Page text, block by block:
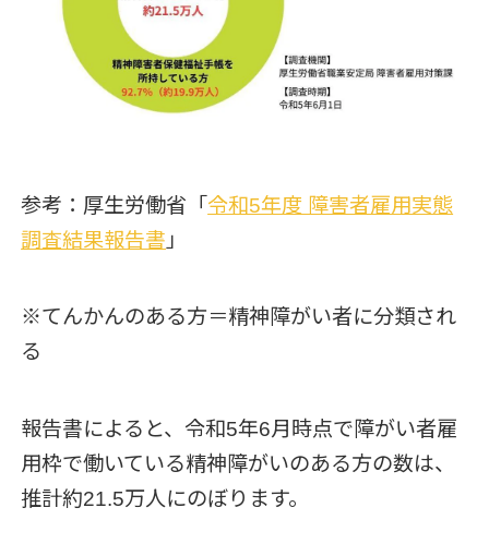
参考：厚生労働省「 令和5年度 障害者雇用実態
調査結果報告書 」
※てんかんのある方＝精神障がい者に分類され
る
報告書によると、令和5年6月時点で障がい者雇
用枠で働いている精神障がいのある方の数は、
推計約21.5万人にのぼります。